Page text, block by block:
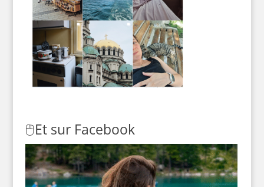
🖱️Et sur Facebook